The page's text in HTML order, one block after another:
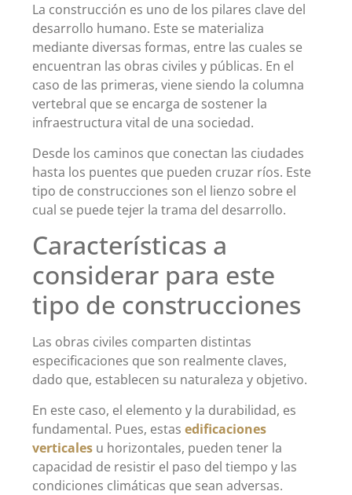
La construcción es uno de los pilares clave del
desarrollo humano. Este se materializa
mediante diversas formas, entre las cuales se
encuentran las obras civiles y públicas. En el
caso de las primeras, viene siendo la columna
vertebral que se encarga de sostener la
infraestructura vital de una sociedad.
Desde los caminos que conectan las ciudades
hasta los puentes que pueden cruzar ríos. Este
tipo de construcciones son el lienzo sobre el
cual se puede tejer la trama del desarrollo.
Características a
considerar para este
tipo de construcciones
Las obras civiles comparten distintas
especificaciones que son realmente claves,
dado que, establecen su naturaleza y objetivo.
En este caso, el elemento y la durabilidad, es
fundamental. Pues, estas edificaciones
verticales u horizontales, pueden tener la
capacidad de resistir el paso del tiempo y las
condiciones climáticas que sean adversas.